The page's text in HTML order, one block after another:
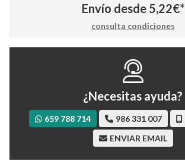
Envío desde 5,22€*
consulta condiciones
¿Necesitas ayuda?
659 788 714 986 331 007
ENVIAR EMAIL